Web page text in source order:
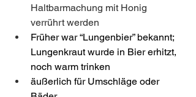
Haltbarmachung mit Honig
verrührt werden
Früher war “Lungenbier” bekannt;
Lungenkraut wurde in Bier erhitzt,
noch warm trinken
äußerlich für Umschläge oder